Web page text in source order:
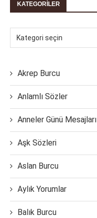
KATEGORILER
Akrep Burcu
Anlamlı Sözler
Anneler Günü Mesajları
Aşk Sözleri
Aslan Burcu
Aylık Yorumlar
Balık Burcu